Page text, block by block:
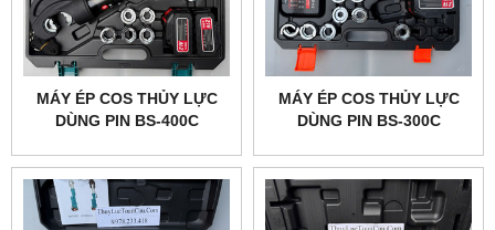
MÁY ÉP COS THỦY LỰC
DÙNG PIN BS-400C
MÁY ÉP COS THỦY LỰC
DÙNG PIN BS-300C